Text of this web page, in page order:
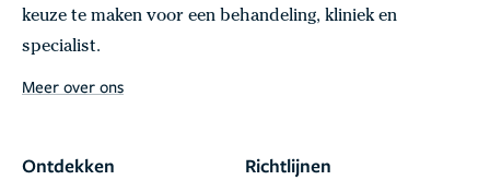
keuze te maken voor een behandeling, kliniek en
specialist.
Meer over ons
Ontdekken Richtlijnen